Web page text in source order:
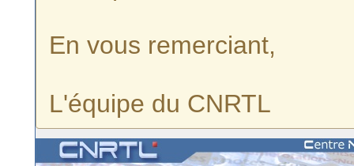
En vous remerciant,
L'équipe du CNRTL